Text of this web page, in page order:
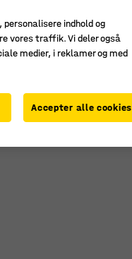
indhold og
vores traffik. Vi deler også
medier, i reklamer og med
Accepter alle cookies